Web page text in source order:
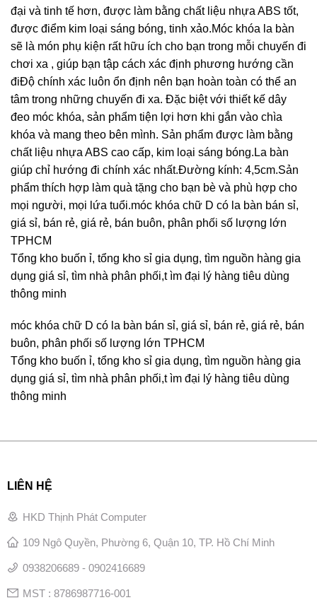
đại và tinh tế hơn, được làm bằng chất liệu nhựa ABS tốt,
được điểm kim loại sáng bóng, tinh xảo.Móc khóa la bàn
sẽ là món phụ kiện rất hữu ích cho bạn trong mỗi chuyến đi
chơi xa , giúp bạn tập cách xác định phương hướng cần
điĐộ chính xác luôn ổn định nên bạn hoàn toàn có thể an
tâm trong những chuyến đi xa. Đặc biệt với thiết kế dây
đeo móc khóa, sản phẩm tiện lợi hơn khi gắn vào chìa
khóa và mang theo bên mình. Sản phẩm được làm bằng
chất liệu nhựa ABS cao cấp, kim loại sáng bóng.La bàn
giúp chỉ hướng đi chính xác nhất.Đường kính: 4,5cm.Sản
phẩm thích hợp làm quà tặng cho bạn bè và phù hợp cho
mọi người, mọi lứa tuổi.móc khóa chữ D có la bàn bán sỉ,
giá sỉ, bán rẻ, giá rẻ, bán buôn, phân phối số lượng lớn
TPHCM
Tổng kho buốn ỉ, tổng kho sỉ gia dụng, tìm nguồn hàng gia
dụng giá sỉ, tìm nhà phân phối,t ìm đại lý hàng tiêu dùng
thông minh
móc khóa chữ D có la bàn bán sỉ, giá sỉ, bán rẻ, giá rẻ, bán
buôn, phân phối số lượng lớn TPHCM
Tổng kho buốn ỉ, tổng kho sỉ gia dụng, tìm nguồn hàng gia
dụng giá sỉ, tìm nhà phân phối,t ìm đại lý hàng tiêu dùng
thông minh
LIÊN HỆ
HKD Thịnh Phát Computer
109 Ngô Quyền, Phường 6, Quận 10, TP. Hồ Chí Minh
0938206689 - 0902416689
MST : 8786987716-001